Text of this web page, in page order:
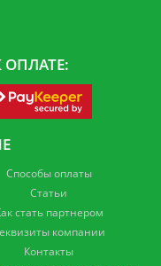
Способы оплаты
Статьи
стать партнером
компании
Контакты